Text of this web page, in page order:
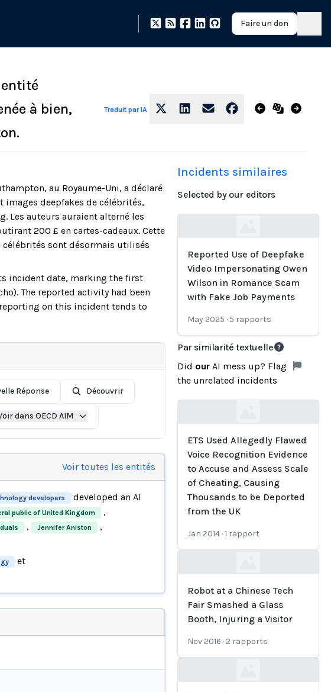
Faire un don
à bien,
Traduit par IA
au Royaume-Uni, a déclaré
deepfakes de célébrités,
Les auteurs auraient alterné les
200 £ en cartes-cadeaux. Cette
célébrités sont désormais utilisés
incident date, marking the first
The reported activity had been
on this incident tends to
Réponse Découvrir
dans OECD AIM
Voir toutes les entités
developers
developed an AI
public of United Kingdom ,
, Jennifer Aniston ,
et
Incidents similaires
Selected by our editors
Reported Use of Deepfake
Video Impersonating Owen
Wilson in Romance Scam
with Fake Job Payments
May 2025 · 5 rapports
Par similarité textuelle
Did our AI mess up? Flag
the unrelated incidents
ETS Used Allegedly Flawed
Voice Recognition Evidence
to Accuse and Assess Scale
of Cheating, Causing
Thousands to be Deported
from the UK
Jan 2014 ·1 rapport
Robot at a Chinese Tech
Fair Smashed a Glass
Booth, Injuring a Visitor
Nov 2016 · 2 rapports